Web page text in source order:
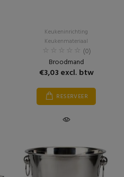
Keukeninrichting
Keukenmateriaal
(0)
Broodmand
€3,03 excl. btw
RESERVEER